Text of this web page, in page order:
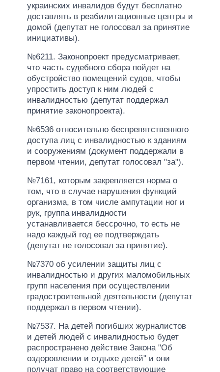
украинских инвалидов будут бесплатно
доставлять в реабилитационные центры и
домой (депутат не голосовал за принятие
инициативы).
№6211. Законопроект предусматривает,
что часть судебного сбора пойдет на
обустройство помещений судов, чтобы
упростить доступ к ним людей с
инвалидностью (депутат поддержал
принятие законопроекта).
№6536 относительно беспрепятственного
доступа лиц с инвалидностью к зданиям
и сооружениям (документ поддержали в
первом чтении, депутат голосовал "за").
№7161, которым закрепляется норма о
том, что в случае нарушения функций
организма, в том числе ампутации ног и
рук, группа инвалидности
устанавливается бессрочно, то есть не
надо каждый год ее подтверждать
(депутат не голосовал за принятие).
№7370 об усилении защиты лиц с
инвалидностью и других маломобильных
групп населения при осуществлении
градостроительной деятельности (депутат
поддержал в первом чтении).
№7537. На детей погибших журналистов
и детей людей с инвалидностью будет
распространено действие Закона "Об
оздоровлении и отдыхе детей" и они
получат право на соответствующие